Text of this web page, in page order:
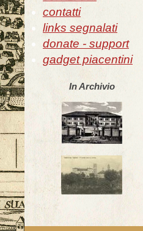
contatti
links segnalati
donate - support
gadget piacentini
In Archivio